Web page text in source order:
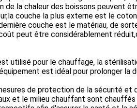
de la chaleur des boissons peuvent
couche la plus externe est le
couche est le matériau, de
peut être considérablement
utilisé pour le chauffage, la
est idéal pour prolonger
de protection de la sécurité et
et le milieu chauffant sont